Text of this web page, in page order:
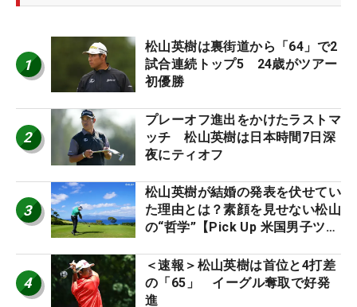
1
松山英樹は裏街道から「64」で2
試合連続トップ5 24歳がツアー
初優勝
2
プレーオフ進出をかけたラストマ
ッチ 松山英樹は日本時間7日深
夜にティオフ
3
松山英樹が結婚の発表を伏せてい
た理由とは？素顔を見せない松山
の“哲学”【Pick Up 米国男子ツア
4
＜速報＞松山英樹は首位と4打差
の「65」 イーグル奪取で好発
進